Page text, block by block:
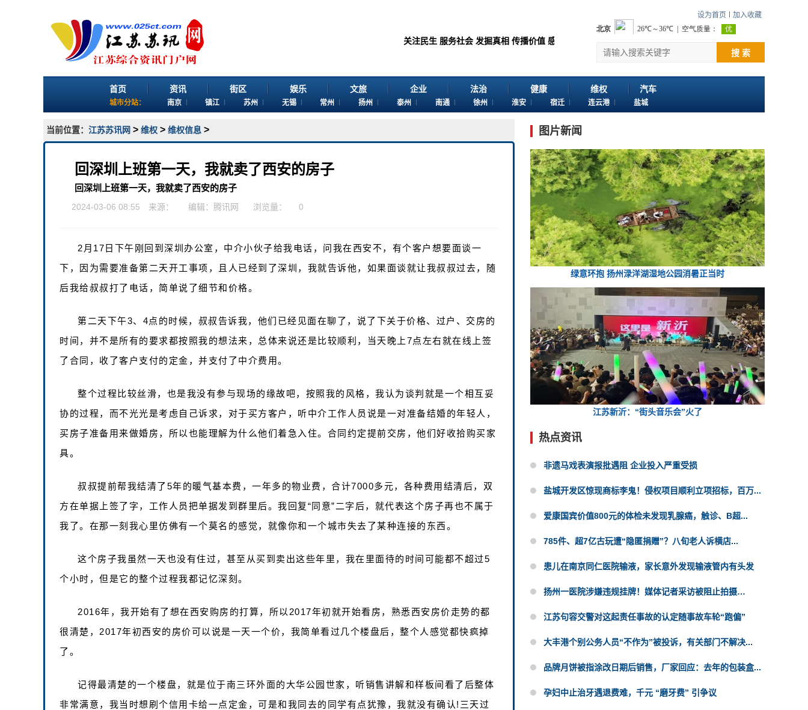
设为首页 加入收藏
关注民生 服务社会 发掘真相 传播价值 感谢您浏览江苏苏讯网。 欢迎投稿：邮箱724922822@qq.com 客服电
搜 索
首页 资讯 街区 娱乐 文旅 企业 法治 健康 维权 汽车
城市分站： 南京 镇江 苏州 无锡 常州 扬州 泰州 南通 徐州 淮安 宿迁 连云港 盐城
当前位置： 江苏苏讯网 > 维权 > 维权信息 >
回深圳上班第一天，我就卖了西安的房子
回深圳上班第一天，我就卖了西安的房子
2024-03-06 08:55 来源： 编辑：腾讯网 浏览量： 0
2月17日下午刚回到深圳办公室，中介小伙子给我电话，问我在西安不，有个客户想要面谈一
下，因为需要准备第二天开工事项，且人已经到了深圳，我就告诉他，如果面谈就让我叔叔过去，随
后我给叔叔打了电话，简单说了细节和价格。
第二天下午3、4点的时候，叔叔告诉我，他们已经见面在聊了，说了下关于价格、过户、交房的
时间，并不是所有的要求都按照我的想法来，总体来说还是比较顺利，当天晚上7点左右就在线上签
了合同，收了客户支付的定金，并支付了中介费用。
整个过程比较丝滑，也是我没有参与现场的缘故吧，按照我的风格，我认为谈判就是一个相互妥
协的过程，而不光光是考虑自己诉求，对于买方客户，听中介工作人员说是一对准备结婚的年轻人，
买房子准备用来做婚房，所以也能理解为什么他们着急入住。合同约定提前交房，他们好收拾购买家
具。
叔叔提前帮我结清了5年的暖气基本费，一年多的物业费，合计7000多元，各种费用结清后，双
方在单据上签了字，工作人员把单据发到群里后。我回复“同意”二字后，就代表这个房子再也不属于
我了。在那一刻我心里仿佛有一个莫名的感觉，就像你和一个城市失去了某种连接的东西。
这个房子我虽然一天也没有住过，甚至从买到卖出这些年里，我在里面待的时间可能都不超过5
个小时，但是它的整个过程我都记忆深刻。
2016年，我开始有了想在西安购房的打算，所以2017年初就开始看房，熟悉西安房价走势的都
很清楚，2017年初西安的房价可以说是一天一个价，我简单看过几个楼盘后，整个人感觉都快疯掉
了。
记得最清楚的一个楼盘，就是位于南三环外面的大华公园世家，听销售讲解和样板间看了后整体
非常满意，我当时想刷个信用卡给一点定金，可是和我同去的同学有点犹豫，我就没有确认!三天过
图片新闻
绿意环抱 扬州渌洋湖湿地公园消暑正当时
江苏新沂：“街头音乐会”火了
热点资讯
非遗马戏表演报批遇阻 企业投入严重受损
盐城开发区惊现商标李鬼！侵权项目顺利立项招标，百万...
爱康国宾价值800元的体检未发现乳腺癌，触诊、B超...
785件、超7亿古玩遭“隐匿捐赠”？八旬老人诉横店...
患儿在南京同仁医院输液，家长意外发现输液管内有头发
扬州一医院涉嫌违规挂牌！媒体记者采访被阻止拍摄…
江苏句容交警对这起责任事故的认定随事故车轮“跑偏”
大丰港个别公务人员“不作为”被投诉，有关部门不解决...
品牌月饼被指涂改日期后销售，厂家回应：去年的包装盒...
孕妇中止治牙遇退费难，千元 “磨牙费” 引争议